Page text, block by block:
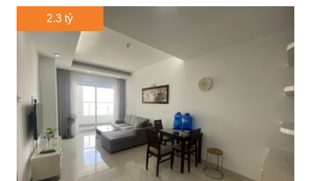
2.3 tỷ